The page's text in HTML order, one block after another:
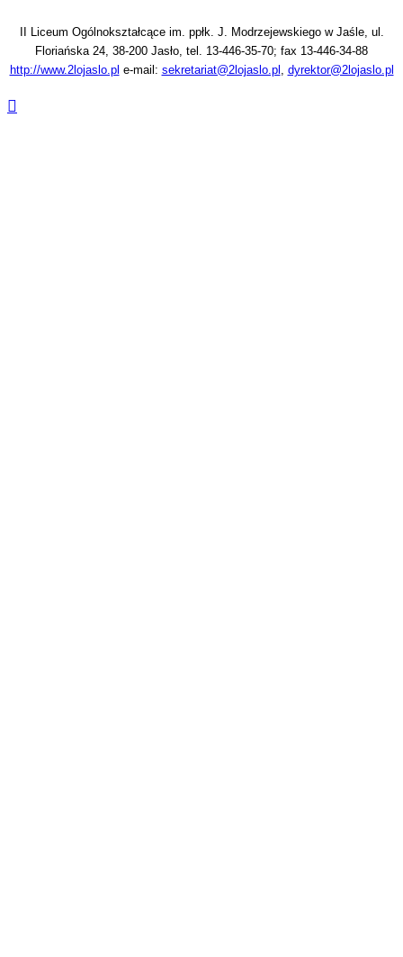
II Liceum Ogólnokształcące im. ppłk. J. Modrzejewskiego w Jaśle, ul.
Floriańska 24, 38-200 Jasło, tel. 13-446-35-70; fax 13-446-34-88
http://www.2lojaslo.pl e-mail: sekretariat@2lojaslo.pl , dyrektor@2lojaslo.pl